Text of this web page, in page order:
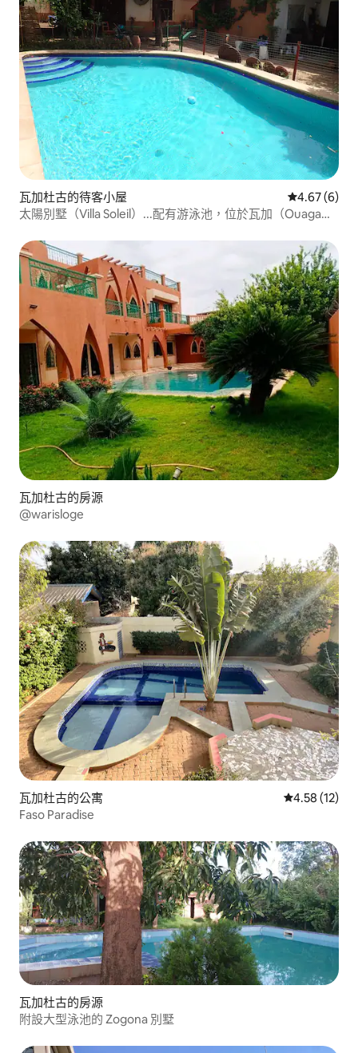
瓦加杜古的待客小屋 從 6 則評價
4.67 (6)
太陽別墅（Villa Soleil）...配有游泳池，位於瓦加（Ouaga）
瓦加杜古的房源
@warisloge
瓦加杜古的公寓 從 12 則評價
4.58 (12)
Faso Paradise
瓦加杜古的房源
附設大型泳池的 Zogona 別墅